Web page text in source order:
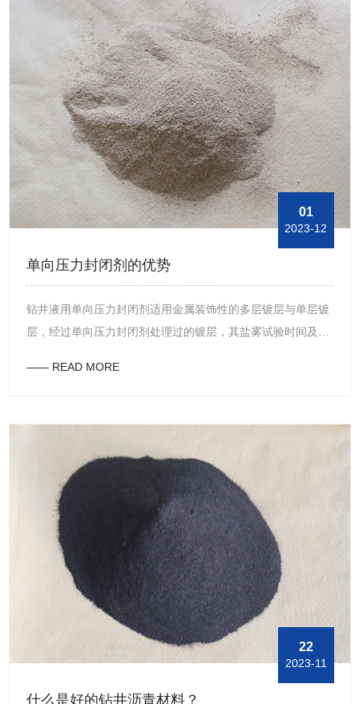
行。粘结性：钻井沥青材料具有很强的粘结性，能够牢固地粘
附在钻具和井壁上，形成一层保护膜，使钻具得到良好的润滑
和保护。抗腐蚀性：钻井沥青材料具有较好的抗腐蚀性，能够
有效防止钻具和井壁的腐蚀，保证钻进的顺利进行。总之，钻
井沥青材料具有粘结性、抗腐蚀性、悬浮性、耐高温性和环保
性等特点，在提高钻进效率、增加钻进寿命、维持钻井液稳定
性、防止井壁坍塌等方面具有重要作用，是一种重要的钻井液
材料。
01
2023-12
单向压力封闭剂的优势
钻井液用单向压力封闭剂适用金属装饰性的多层镀层与单层镀
层，经过单向压力封闭剂处理过的镀层，其盐雾试验时间及其
性能和附着力，不含甲醛、苯、重金属等有害物质，有利于环
境保护和操作者的身心健康，干燥后变为透明光亮膜层，可以
用做防腐涂层，也可作为防锈底漆使用。封闭膜层具有优异的
光亮性、平整性、防变色性、抗腐蚀性和高附着性等特点。以
上就是为大家讲解有关单向压力封闭剂的介绍，想要了解更多
有关内容，可以登录新乡东方油田助剂公司的官网。
—— READ MORE
22
2023-11
什么是好的钻井沥青材料？